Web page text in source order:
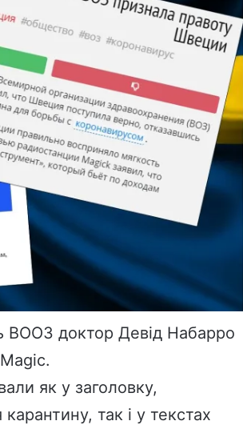
ВООЗ доктор Девід Набарро
Magic.
як у заголовку,
так і у текстах